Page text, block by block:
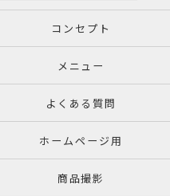
コンセプト
メニュー
よくある質問
ホームページ用
商品撮影